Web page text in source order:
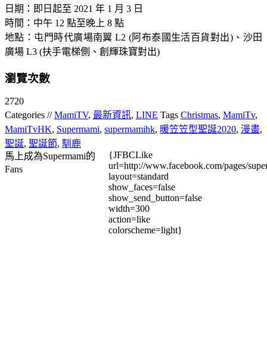
日期：即日起至 2021 年 1 月 3 日
時間：中午 12 點至晚上 8 點
地點：屯門時代廣場南翼 L2 (阿布泰國生活百貨對出)、沙田
廣場 L3 (扶手電梯側、創輝珠寶對出)
瀏覽次數
2720
Categories //MamiTV, 最新資訊, LINE Tags Christmas, MamiTv,
MamiTvHK, Supermami, supermamihk, 暖笠笠型聖誕2020, 漫畫,
聖誕, 聖誕節, 馴鹿
馬上成為Supermami的
Fans
{JFBCLike
url=http://www.facebook.com/pages/
layout=standard
show_faces=false
show_send_button=false
width=300
action=like
colorscheme=light}